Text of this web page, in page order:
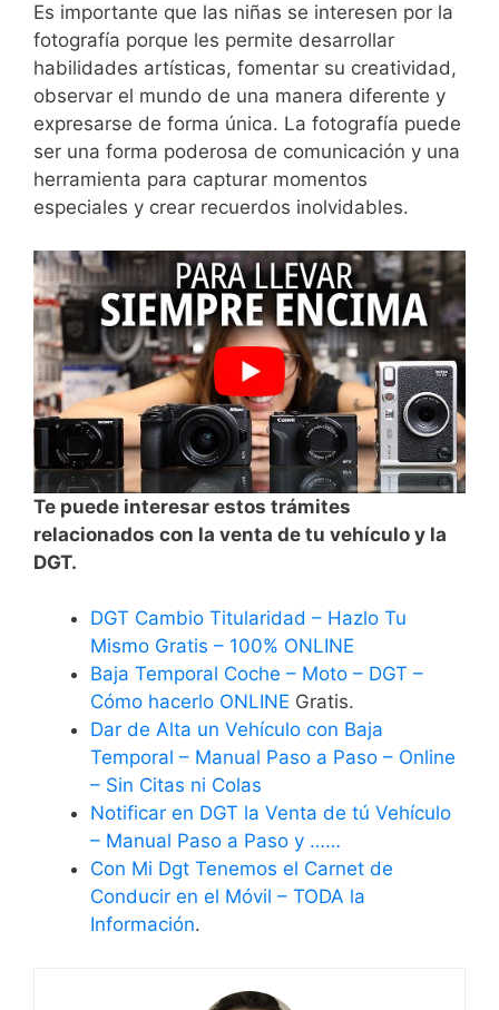
Es importante que las niñas se interesen por⁢ la
fotografía porque les permite desarrollar
habilidades artísticas, fomentar su creatividad,
observar el mundo de una manera diferente y
expresarse ⁤de forma única. La fotografía ⁣puede
‌ser una forma poderosa de comunicación y una
herramienta para capturar momentos
especiales y crear recuerdos inolvidables.
Te puede interesar estos trámites
relacionados con la venta de tu vehículo y la
DGT.
DGT Cambio Titularidad – Hazlo Tu
Mismo Gratis – 100% ONLINE
Baja Temporal Coche – Moto – DGT –
Cómo hacerlo ONLINE Gratis.
Dar de Alta un Vehículo con Baja
Temporal – Manual Paso a Paso – Online
– Sin Citas ni Colas
Notificar en DGT la Venta de tú Vehículo
– Manual Paso a Paso y ……
Con Mi Dgt Tenemos el Carnet de
Conducir en el Móvil – TODA la
Información.